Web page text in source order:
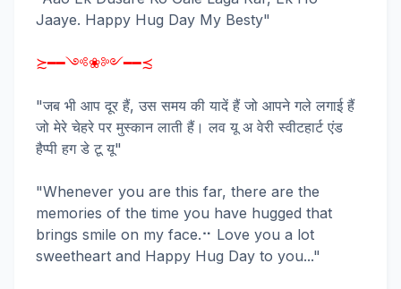
Jaaye. Happy Hug Day My Besty"
≿━━༺❀༻━━≾
"जब भी आप दूर हैं, उस समय की यादें हैं जो आपने गले लगाई हैं
जो मेरे चेहरे पर मुस्कान लाती हैं। लव यू अ वेरी स्वीटहार्ट एंड
हैप्पी हग डे टू यू"
"Whenever you are this far, there are the
memories of the time you have hugged that
brings smile on my face.⠒ Love you a lot
sweetheart and Happy Hug Day to you..."